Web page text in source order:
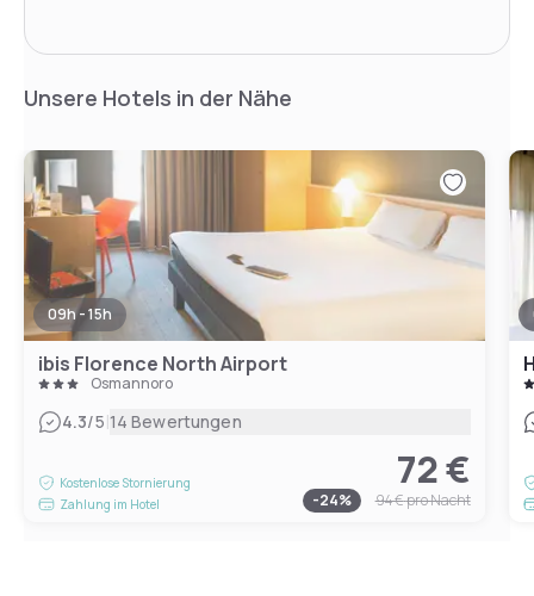
Unsere Hotels in der Nähe
09h - 15h
ibis Florence North Airport
Osmannoro
4.3/5|14 Bewertungen
Kostenlose Stornierung
Zahlung im Hotel
72 €
-24% 94 €pro Nacht